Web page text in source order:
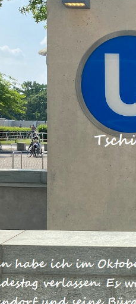
zur
der beiden
(Westkirchen)
besetzte
mit der Spitze
und
der
Karl-Friedrich
des
und dem
Von
zeitweise
Reiner